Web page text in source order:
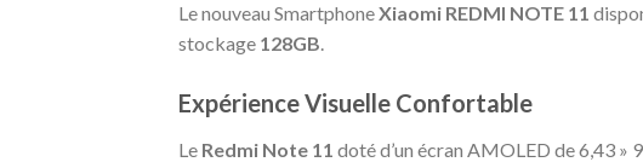
Le nouveau SmartphoneXiaomi REDMI NOTE 11
stockage 128GB.
Expérience Visuelle Confortable
Le Redmi Note 11 doté d’un écran AMOLED de 6,43